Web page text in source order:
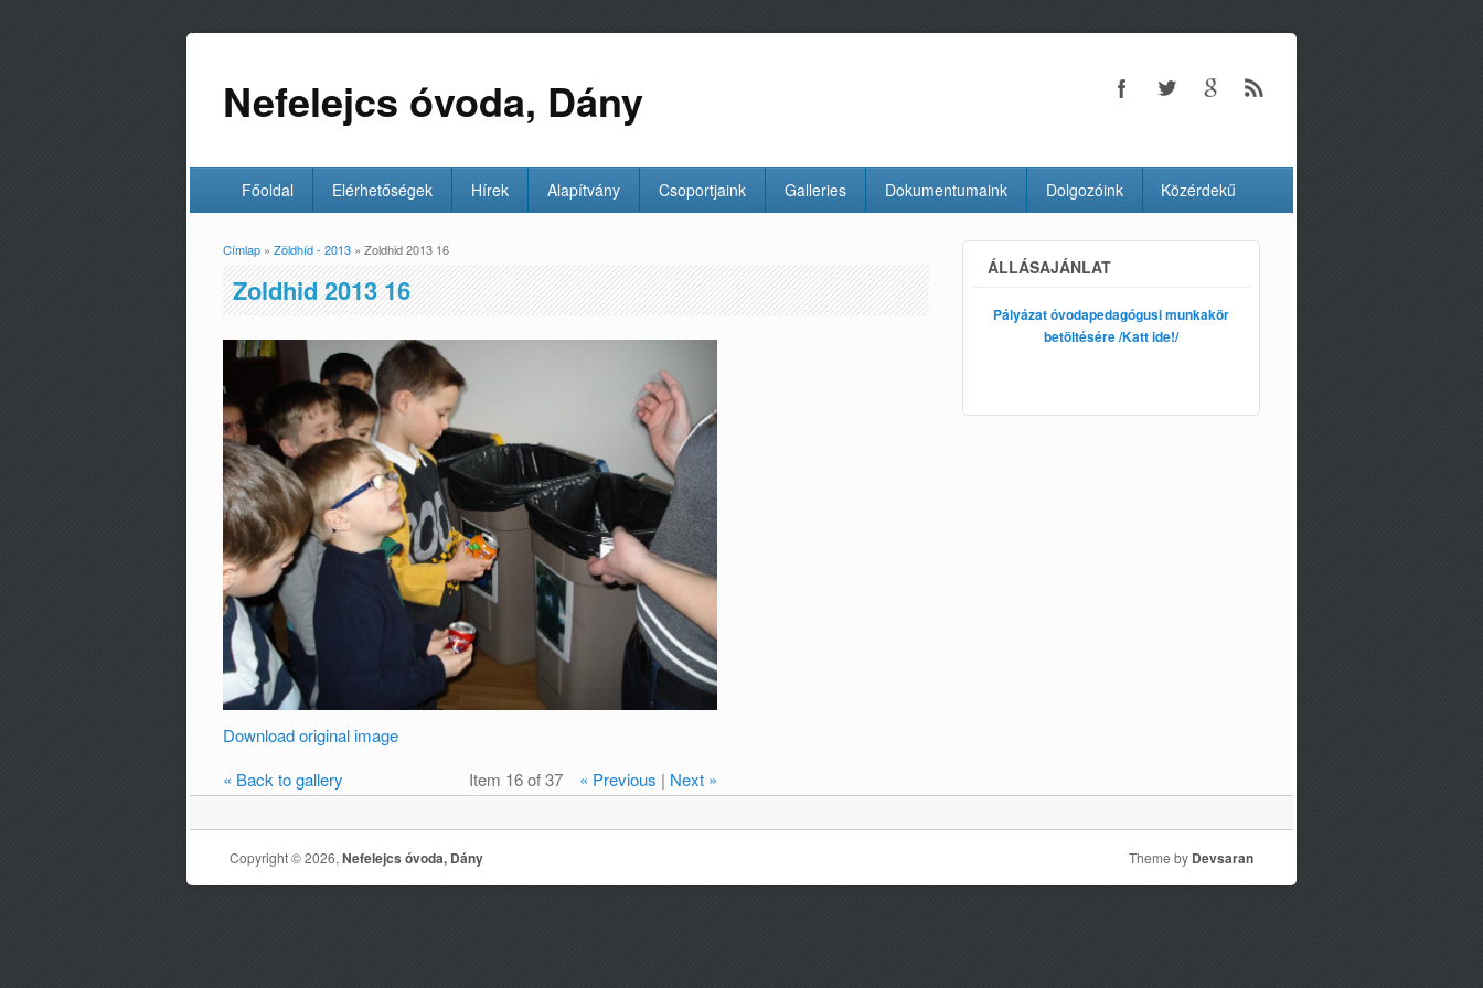
Nefelejcs óvoda, Dány
Főoldal Elérhetőségek Hírek Alapítvány Csoportjaink Galleries Dokumentumaink Dolgozóink Közérdekű
Jelenlegi hely
Címlap » Zöldhíd - 2013 » Zoldhid 2013 16
Zoldhid 2013 16
Download original image
« Back to gallery
Item 16 of 37 « Previous | Next »
ÁLLÁSAJÁNLAT
Pályázat óvodapedagógusi munkakör
betöltésére /Katt ide!/
Copyright © 2026, Nefelejcs óvoda, Dány Theme by Devsaran